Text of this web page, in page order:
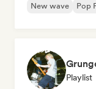
New wave
Pop
Playlist